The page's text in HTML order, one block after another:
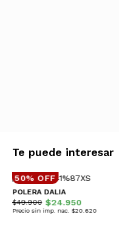
Te puede interesar
50% OFF
POLERA DALIA
$49.900 $24.950
Precio sin imp. nac. $20.620